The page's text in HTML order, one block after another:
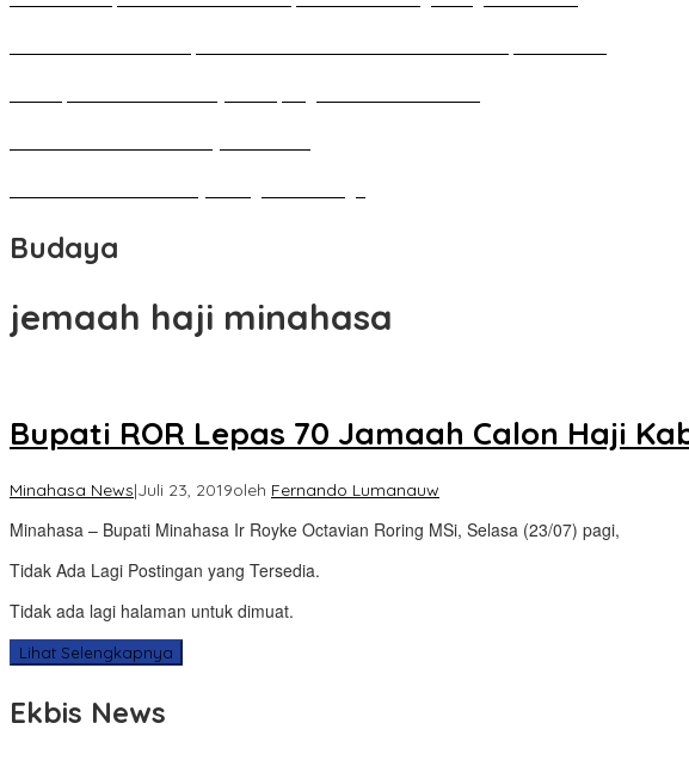
Budaya
jemaah haji minahasa
Bupati ROR Lepas 70 Jamaah Calon Haji
Minahasa News|Juli 23, 2019oleh Fernando Lumanauw
Minahasa – Bupati Minahasa Ir Royke Octavian Roring MSi, Selasa (23/07) pagi,
Tidak Ada Lagi Postingan yang Tersedia.
Tidak ada lagi halaman untuk dimuat.
Lihat Selengkapnya
Ekbis News